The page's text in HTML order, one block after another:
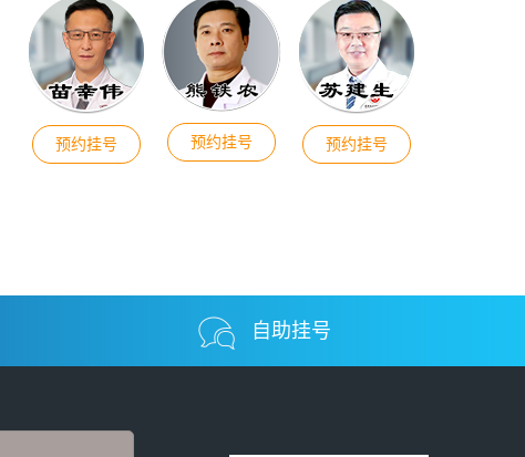
预约挂号 预约挂号 预约挂号
自助挂号